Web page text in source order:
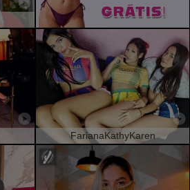
FarianaKathyKaren